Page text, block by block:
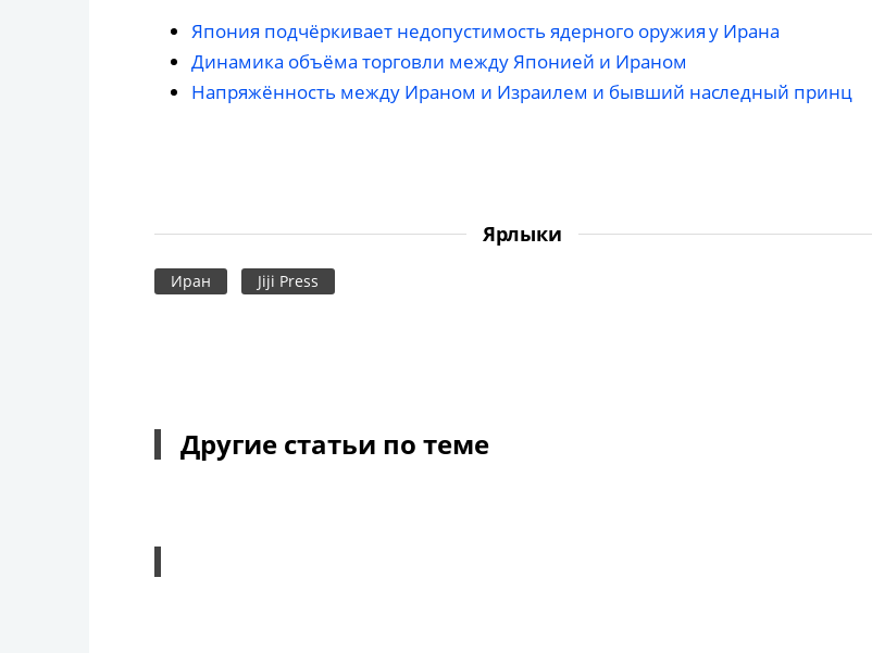
Япония подчёркивает недопустимость ядерного оружия у Ирана
Динамика объёма торговли между Японией и Ираном
Напряжённость между Ираном и Израилем и бывший наследный принц
Ярлыки
Иран Jiji Press
Другие статьи по теме